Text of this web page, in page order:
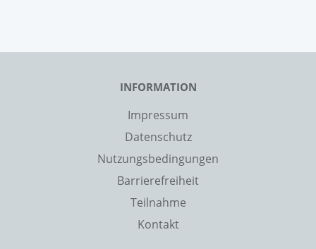
INFORMATION
Impressum
Datenschutz
Nutzungsbedingungen
Barrierefreiheit
Teilnahme
Kontakt